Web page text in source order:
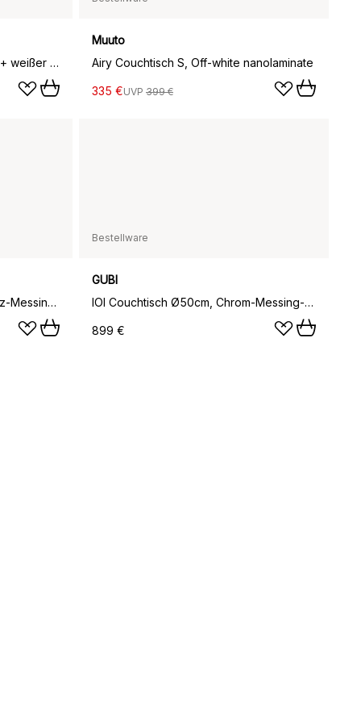
Fly Tisch SC4, Eiche hell geölt + weißer Marmor
Muuto
Airy Couchtisch S, Off-white nanolaminate
335 €UVP 399 €
IOI Couchtisch Ø50cm, Schwarz-Messing-weißer Marmor
Bestellware
GUBI
IOI Couchtisch Ø50cm, Chrom-Messing-weißer Marmor
899 €